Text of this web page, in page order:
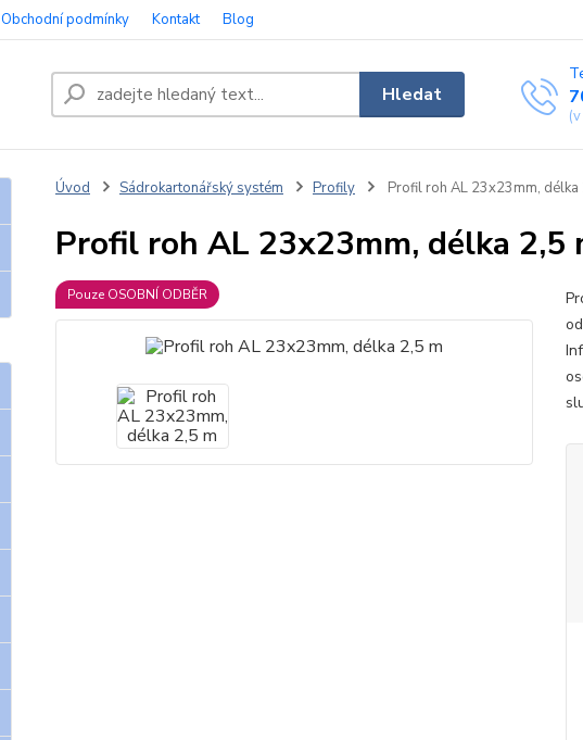
Obchodní podmínky Kontakt Blog
Hledat
Úvod Sádrokartonářský systém Profily Profil roh AL 23x23mm, délka
Profil roh AL 23x23mm, délka 2,5
Pouze OSOBNÍ ODBĚR